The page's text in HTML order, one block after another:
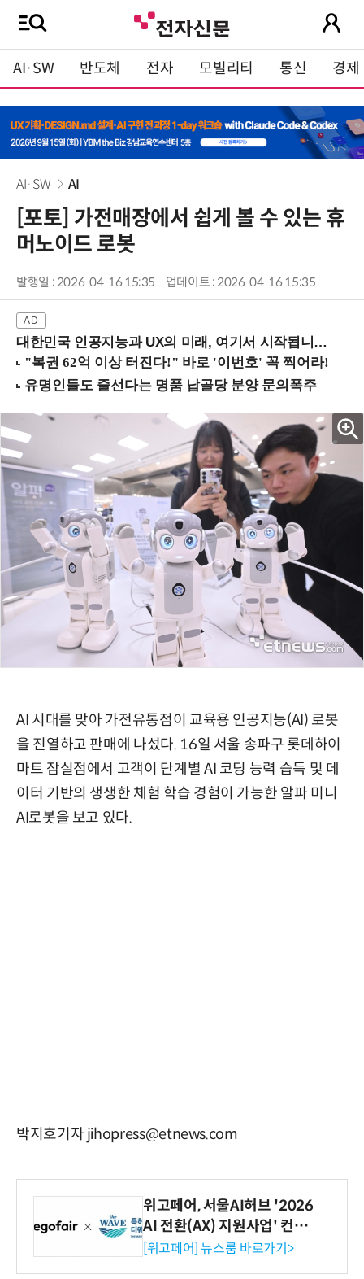
AI·SW 반도체 전자 모빌리티 통신 경제
AI·SW AI
[포토] 가전매장에서 쉽게 볼 수 있는 휴
머노이드 로봇
발행일 : 2026-04-16 15:35 업데이트 : 2026-04-16 15:35
대한민국 인공지능과 UX의 미래, 여기서 시작됩니다! (9/2 강남역)
AI 시대를 맞아 가전유통점이 교육용 인공지능(AI) 로봇
을 진열하고 판매에 나섰다. 16일 서울 송파구 롯데하이
마트 잠실점에서 고객이 단계별 AI 코딩 능력 습득 및 데
이터 기반의 생생한 체험 학습 경험이 가능한 알파 미니
AI로봇을 보고 있다.
박지호기자 jihopress@etnews.com
위고페어, 서울AI허브 '2026
AI 전환(AX) 지원사업' 컨소
시엄 선정
[위고페어] 뉴스룸 바로가기>